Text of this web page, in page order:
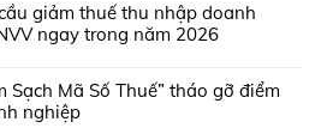
giảm thuế thu nhập doanh
ngay trong năm 2026
Sạch Mã Số Thuế” tháo gỡ điểm
nghiệp